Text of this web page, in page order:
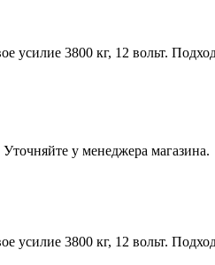
усилие 3800 кг, 12 вольт.
у менеджера магазина.
усилие 3800 кг, 12 вольт.